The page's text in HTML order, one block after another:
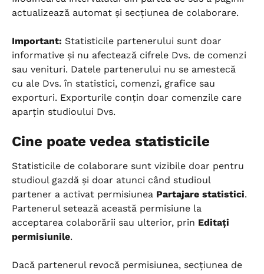
actualizează automat și secțiunea de colaborare.
Important: Statisticile partenerului sunt doar
informative și nu afectează cifrele Dvs. de comenzi
sau venituri. Datele partenerului nu se amestecă
cu ale Dvs. în statistici, comenzi, grafice sau
exporturi. Exporturile conțin doar comenzile care
aparțin studioului Dvs.
Cine poate vedea statisticile
Statisticile de colaborare sunt vizibile doar pentru
studioul gazdă și doar atunci când studioul
partener a activat permisiunea Partajare statistici.
Partenerul setează această permisiune la
acceptarea colaborării sau ulterior, prin Editați
permisiunile.
Dacă partenerul revocă permisiunea, secțiunea de